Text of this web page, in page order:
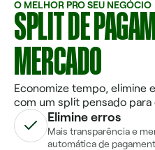
O MELHOR PRO SEU NEGÓCIO
SPLIT DE
MERCADO
Economize tempo, elimine
com um split pensado
Elimine erros
Mais transparência e
automática de